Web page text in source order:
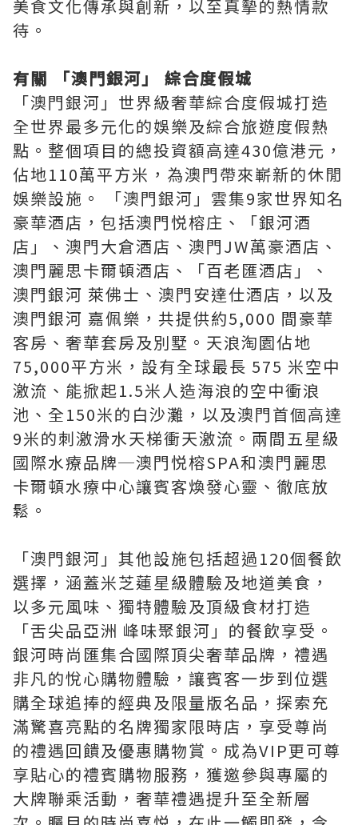
美食文化傳承與創新，以至真摰的熱情款
待。
有關 「澳門銀河」 綜合度假城
「澳門銀河」世界級奢華綜合度假城打造
全世界最多元化的娛樂及綜合旅遊度假熱
點。整個項目的總投資額高達430億港元，
佔地110萬平方米，為澳門帶來嶄新的休閒
娛樂設施。 「澳門銀河」雲集9家世界知名
豪華酒店，包括澳門悦榕庄、「銀河酒
店」、澳門大倉酒店、澳門JW萬豪酒店、
澳門麗思卡爾頓酒店、「百老匯酒店」、
澳門銀河 萊佛士、澳門安達仕酒店，以及
澳門銀河 嘉佩樂，共提供約5,000 間豪華
客房、奢華套房及別墅。天浪淘園佔地
75,000平方米，設有全球最長 575 米空中
激流、能掀起1.5米人造海浪的空中衝浪
池、全150米的白沙灘，以及澳門首個高達
9米的刺激滑水天梯衝天激流。兩間五星級
國際水療品牌─澳門悦榕SPA和澳門麗思
卡爾頓水療中心讓賓客煥發心靈、徹底放
鬆。
「澳門銀河」其他設施包括超過120個餐飲
選擇，涵蓋米芝蓮星級體驗及地道美食，
以多元風味、獨特體驗及頂級食材打造
「舌尖品亞洲 峰味聚銀河」的餐飲享受。
銀河時尚匯集合國際頂尖奢華品牌，禮遇
非凡的悅心購物體驗，讓賓客一步到位選
購全球追捧的經典及限量版名品，探索充
滿驚喜亮點的名牌獨家限時店，享受尊尚
的禮遇回饋及優惠購物賞。成為VIP更可尊
享貼心的禮賓購物服務，獲邀參與專屬的
大牌聯乘活動，奢華禮遇提升至全新層